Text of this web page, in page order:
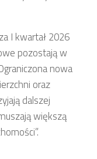
I kwartał 2026
pozostają w
nowa
oraz
dalszej
większą